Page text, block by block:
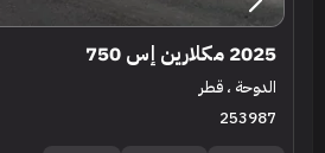
2025 مكلارين إس 750
الدوحة ، قطر
253987